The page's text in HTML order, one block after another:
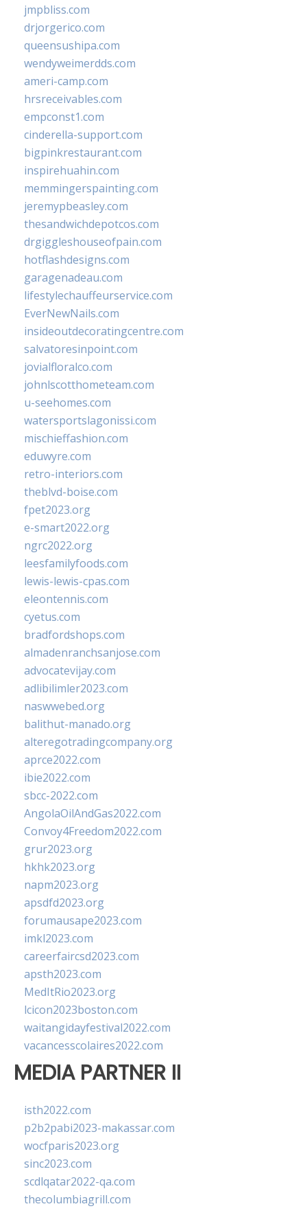
jmpbliss.com
drjorgerico.com
queensushipa.com
wendyweimerdds.com
ameri-camp.com
hrsreceivables.com
empconst1.com
cinderella-support.com
bigpinkrestaurant.com
inspirehuahin.com
memmingerspainting.com
jeremypbeasley.com
thesandwichdepotcos.com
drgiggleshouseofpain.com
hotflashdesigns.com
garagenadeau.com
lifestylechauffeurservice.com
EverNewNails.com
insideoutdecoratingcentre.com
salvatoresinpoint.com
jovialfloralco.com
johnlscotthometeam.com
u-seehomes.com
watersportslagonissi.com
mischieffashion.com
eduwyre.com
retro-interiors.com
theblvd-boise.com
fpet2023.org
e-smart2022.org
ngrc2022.org
leesfamilyfoods.com
lewis-lewis-cpas.com
eleontennis.com
cyetus.com
bradfordshops.com
almadenranchsanjose.com
advocatevijay.com
adlibilimler2023.com
naswwebed.org
balithut-manado.org
alteregotradingcompany.org
aprce2022.com
ibie2022.com
sbcc-2022.com
AngolaOilAndGas2022.com
Convoy4Freedom2022.com
grur2023.org
hkhk2023.org
napm2023.org
apsdfd2023.org
forumausape2023.com
imkl2023.com
careerfaircsd2023.com
apsth2023.com
MedItRio2023.org
lcicon2023boston.com
waitangidayfestival2022.com
vacancesscolaires2022.com
MEDIA PARTNER II
isth2022.com
p2b2pabi2023-makassar.com
wocfparis2023.org
sinc2023.com
scdlqatar2022-qa.com
thecolumbiagrill.com